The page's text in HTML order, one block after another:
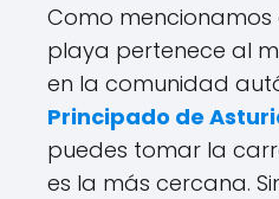
Como mencionamos
playa pertenece al
en la comunidad
Principado de
puedes tomar la
es la más cercana.